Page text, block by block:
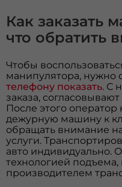
Как заказать
что обратить
Чтобы
манипулятора, нужно
телефону показать. С
заказа,
После этого
дежурную машину к
обращать внимание
услуги.
авто индивидуально.
технологией
производителем